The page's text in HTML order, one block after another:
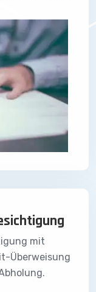
mit
Überweisung